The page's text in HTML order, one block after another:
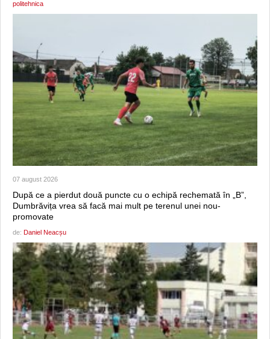
politehnica
07 august 2026
După ce a pierdut două puncte cu o echipă rechemată în „B”,
Dumbrăvița vrea să facă mai mult pe terenul unei nou-
promovate
de: Daniel Neacșu